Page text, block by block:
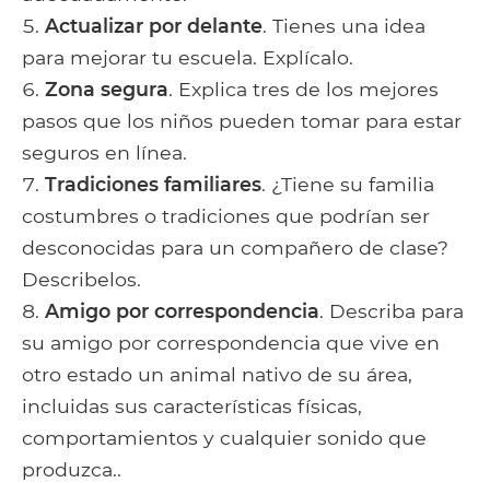
Actualizar por delante. Tienes una idea
para mejorar tu escuela. Explícalo.
Zona segura. Explica tres de los mejores
pasos que los niños pueden tomar para estar
seguros en línea.
Tradiciones familiares. ¿Tiene su familia
costumbres o tradiciones que podrían ser
desconocidas para un compañero de clase?
Describelos.
Amigo por correspondencia. Describa para
su amigo por correspondencia que vive en
otro estado un animal nativo de su área,
incluidas sus características físicas,
comportamientos y cualquier sonido que
produzca..